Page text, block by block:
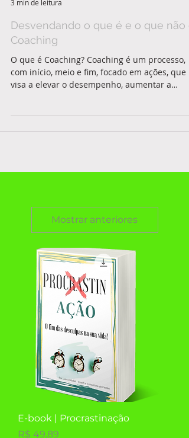
3 min de leitura
Desvendando o que é e o que não é
Coaching
O que é Coaching? Coaching é um processo,